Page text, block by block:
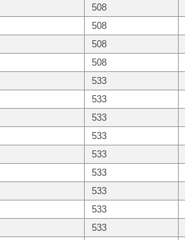
508
508
508
508
533
533
533
533
533
533
533
533
533